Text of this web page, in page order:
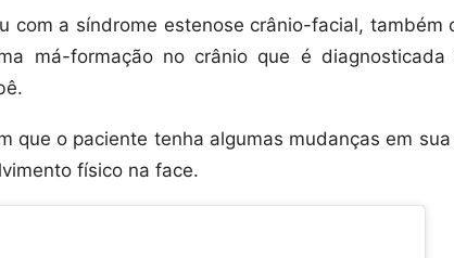
com a síndrome estenose crânio-facial, também
má-formação no crânio que é
que o paciente tenha algumas mudanças em
físico na face.